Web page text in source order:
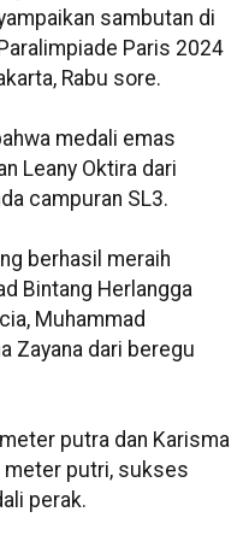
sambutan di
Paris 2024
Rabu sore.
medali emas
Leany Oktira dari
campuran SL3.
berhasil meraih
Bintang Herlangga
Muhammad
Zayana dari beregu
putra dan Karisma
meter putri, sukses
perak.